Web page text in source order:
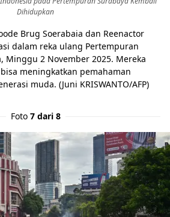
Dihidupkan
Brug Soerabaia dan Reenactor
dalam reka ulang Pertempuran
Minggu 2 November 2025. Mereka
meningkatkan pemahaman
muda. (Juni KRISWANTO/AFP)
Foto 7 dari 8